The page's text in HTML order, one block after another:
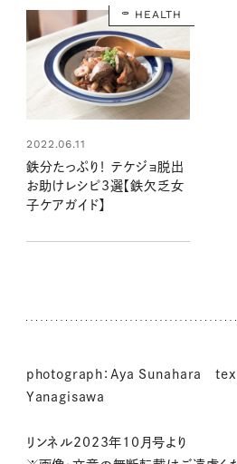
HEALTH
2022.06.11
鉄分たっぷり！ テケジョ脱出
お助けレシピ3選【鉄欠乏女
子ケアガイド】
photograph：Aya Sunahara
Yanagisawa
リンネル2023年10月号より